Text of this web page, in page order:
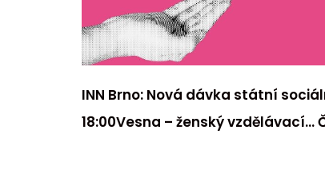
INN Brno: Nová dávka státní
18:00Vesna – ženský vzdělávací…